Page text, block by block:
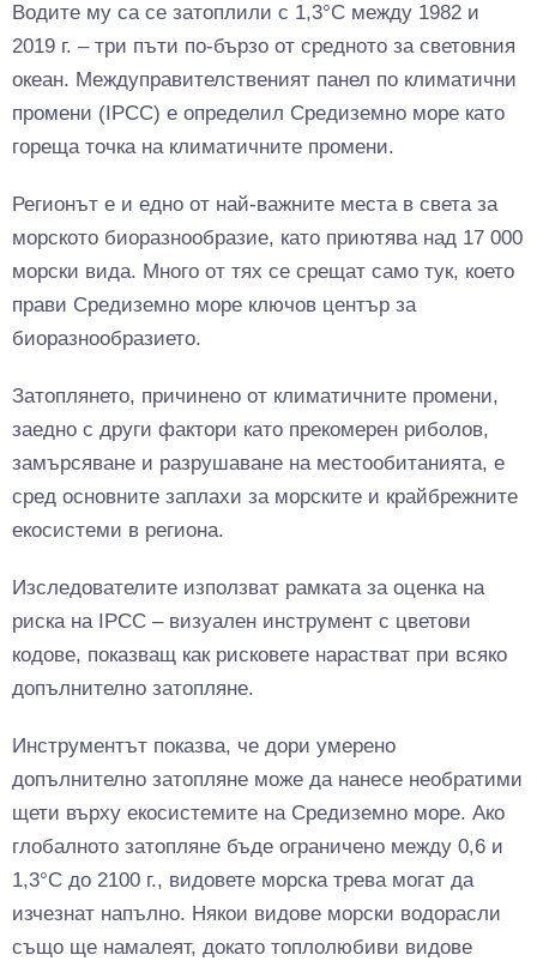
Водите му са се затоплили с 1,3°C между 1982 и
2019 г. – три пъти по-бързо от средното за световния
океан. Междуправителственият панел по климатични
промени (IPCC) е определил Средиземно море като
гореща точка на климатичните промени.
Регионът е и едно от най-важните места в света за
морското биоразнообразие, като приютява над 17 000
морски вида. Много от тях се срещат само тук, което
прави Средиземно море ключов център за
биоразнообразието.
Затоплянето, причинено от климатичните промени,
заедно с други фактори като прекомерен риболов,
замърсяване и разрушаване на местообитанията, е
сред основните заплахи за морските и крайбрежните
екосистеми в региона.
Изследователите използват рамката за оценка на
риска на IPCC – визуален инструмент с цветови
кодове, показващ как рисковете нарастват при всяко
допълнително затопляне.
Инструментът показва, че дори умерено
допълнително затопляне може да нанесе необратими
щети върху екосистемите на Средиземно море. Ако
глобалното затопляне бъде ограничено между 0,6 и
1,3°C до 2100 г., видовете морска трева могат да
изчезнат напълно. Някои видове морски водорасли
също ще намалеят, докато топлолюбиви видове